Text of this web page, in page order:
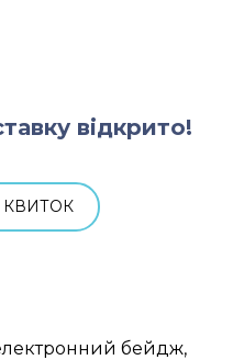
відкрито!
бейдж,